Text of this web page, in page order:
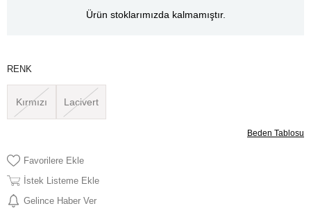
Ürün stoklarımızda kalmamıştır.
RENK
Kırmızı Lacivert
Beden Tablosu
Favorilere Ekle
İstek Listeme Ekle
Gelince Haber Ver